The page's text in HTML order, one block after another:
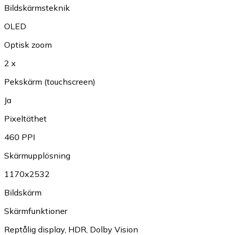
Bildskärmsteknik
OLED
Optisk zoom
2 x
Pekskärm (touchscreen)
Ja
Pixeltäthet
460 PPI
Skärmupplösning
1170x2532
Bildskärm
Skärmfunktioner
Reptålig display, HDR, Dolby Vision